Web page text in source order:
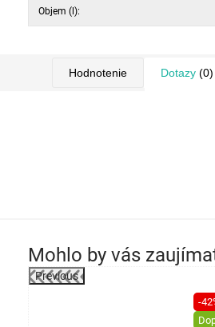
Objem (l):
Hodnotenie Dotazy (0)
Mohlo by vás
Previous
-